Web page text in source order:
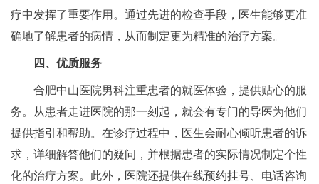
疗中发挥了重要作用。通过先进的检查手段，医生能够更准
确地了解患者的病情，从而制定更为精准的治疗方案。
四、优质服务
合肥中山医院男科注重患者的就医体验，提供贴心的服
务。从患者走进医院的那一刻起，就会有专门的导医为他们
提供指引和帮助。在诊疗过程中，医生会耐心倾听患者的诉
求，详细解答他们的疑问，并根据患者的实际情况制定个性
化的治疗方案。此外，医院还提供在线预约挂号、电话咨询